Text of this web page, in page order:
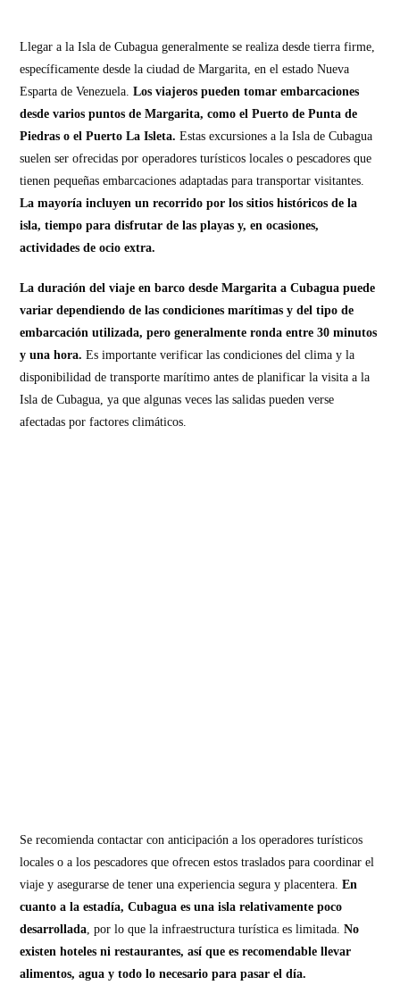
Llegar a la Isla de Cubagua generalmente se realiza desde tierra firme,
específicamente desde la ciudad de Margarita, en el estado Nueva
Esparta de Venezuela. Los viajeros pueden tomar embarcaciones
desde varios puntos de Margarita, como el Puerto de Punta de
Piedras o el Puerto La Isleta.Estas excursiones a la Isla de Cubagua
suelen ser ofrecidas por operadores turísticos locales o pescadores que
tienen pequeñas embarcaciones adaptadas para transportar visitantes.
La mayoría incluyen un recorrido por los sitios históricos de la
isla, tiempo para disfrutar de las playas y, en ocasiones,
actividades de ocio extra.
La duración del viaje en barco desde Margarita a Cubagua puede
variar dependiendo de las condiciones marítimas y del tipo de
embarcación utilizada, pero generalmente ronda entre 30 minutos
y una hora.Es importante verificar las condiciones del clima y la
disponibilidad de transporte marítimo antes de planificar la visita a la
Isla de Cubagua, ya que algunas veces las salidas pueden verse
afectadas por factores climáticos.
Se recomienda contactar con anticipación a los operadores turísticos
locales o a los pescadores que ofrecen estos traslados para coordinar el
viaje y asegurarse de tener una experiencia segura y placentera. En
cuanto a la estadía, Cubagua es una isla relativamente poco
desarrollada, por lo que la infraestructura turística es limitada.No
existen hoteles ni restaurantes, así que es recomendable llevar
alimentos, agua y todo lo necesario para pasar el día.